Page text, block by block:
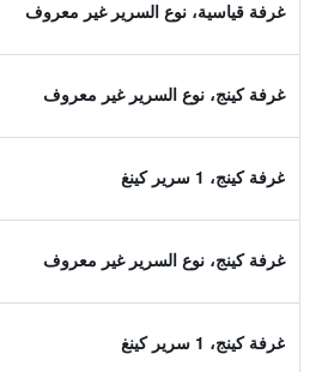
غرفة قياسية، نوع السرير غير معروف
غرفة كينج، نوع السرير غير معروف
غرفة كينج، 1 سرير كينغ
غرفة كينج، نوع السرير غير معروف
غرفة كينج، 1 سرير كينغ